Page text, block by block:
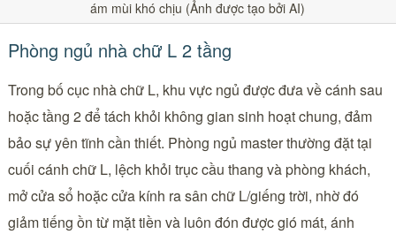
ám mùi khó chịu (Ảnh được tạo bởi AI)
Phòng ngủ nhà chữ L 2 tầng
Trong bố cục nhà chữ L, khu vực ngủ được đưa về cánh sau
hoặc tầng 2 để tách khỏi không gian sinh hoạt chung, đảm
bảo sự yên tĩnh cần thiết. Phòng ngủ master thường đặt tại
cuối cánh chữ L, lệch khỏi trục cầu thang và phòng khách,
mở cửa sổ hoặc cửa kính ra sân chữ L/giếng trời, nhờ đó
giảm tiếng ồn từ mặt tiền và luôn đón được gió mát, ánh